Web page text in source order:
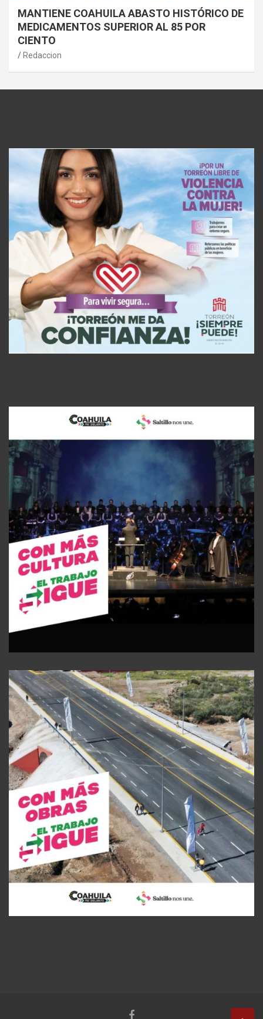
MANTIENE COAHUILA ABASTO HISTÓRICO DE
MEDICAMENTOS SUPERIOR AL 85 POR
CIENTO
Redaccion